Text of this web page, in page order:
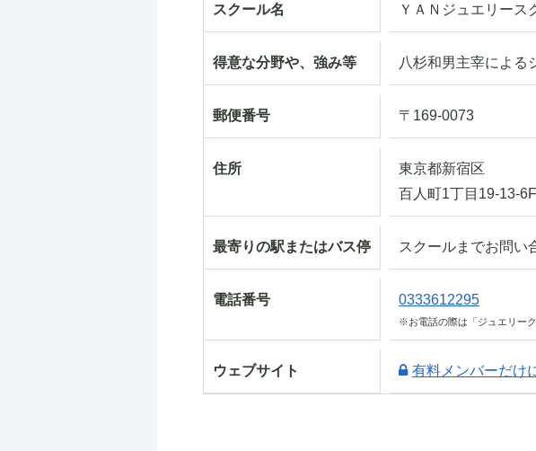
スクール名 ＹＡＮジュエリース
得意な分野や、強み等 八杉和男主宰による
郵便番号 〒169-0073
住所
東京都新宿区
百人町1丁目19-13-
最寄りの駅またはバス停 スクールまでお問い
電話番号 0333612295
※お電話の際は「ジュエリー
ウェブサイト 有料メンバーだけ